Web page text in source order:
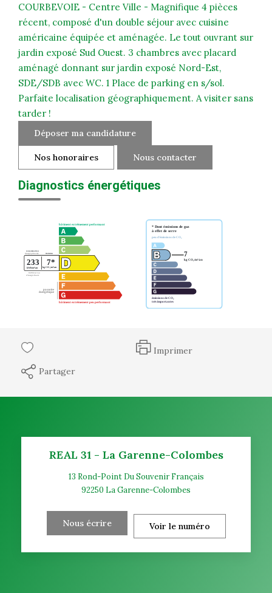
COURBEVOIE - Centre Ville - Magnifique 4 pièces
récent, composé d'un double séjour avec cuisine
américaine équipée et aménagée. Le tout ouvrant sur
jardin exposé Sud Ouest. 3 chambres avec placard
aménagé donnant sur jardin exposé Nord-Est,
SDE/SDB avec WC. 1 Place de parking en s/sol.
Parfaite localisation géographiquement. A visiter sans
tarder !
Déposer ma candidature
Nos honoraires Nous contacter
Diagnostics énergétiques
Imprimer
Partager
REAL 31 - La Garenne-Colombes
13 Rond-Point Du Souvenir Français
92250 La Garenne-Colombes
Nous écrire Voir le numéro